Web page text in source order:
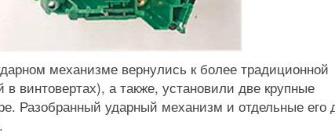
механизме вернулись к более традиционной
винтовертах), а также, установили две крупные
Разобранный ударный механизм и отдельные его